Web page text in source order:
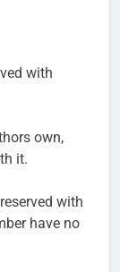
with
own,
it.
with
have no